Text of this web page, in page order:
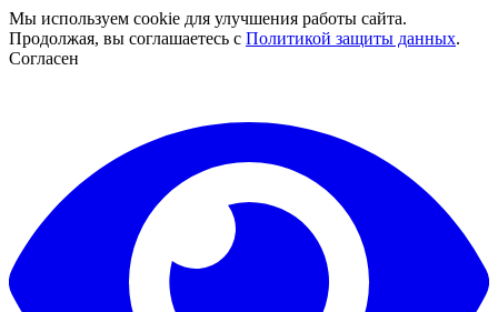
Мы используем cookie для улучшения работы сайта.
Продолжая, вы соглашаетесь с Политикой защиты данных.
Согласен